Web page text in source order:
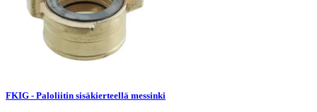
FKIG - Paloliitin sisäkierteellä messinki